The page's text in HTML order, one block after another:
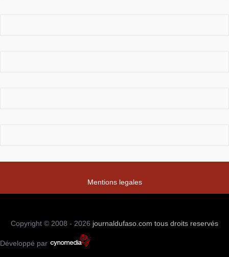
Mentions legales
Copyright © 2008 - 2026 journaldufaso.com tous droits reservés
Développé par